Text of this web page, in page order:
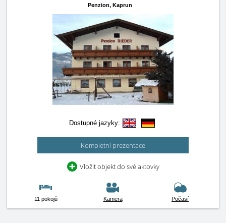
Penzion, Kaprun
Dostupné jazyky:
Kompletní prezentace
Vložit objekt do své aktovky
11 pokojů Kamera Počasí